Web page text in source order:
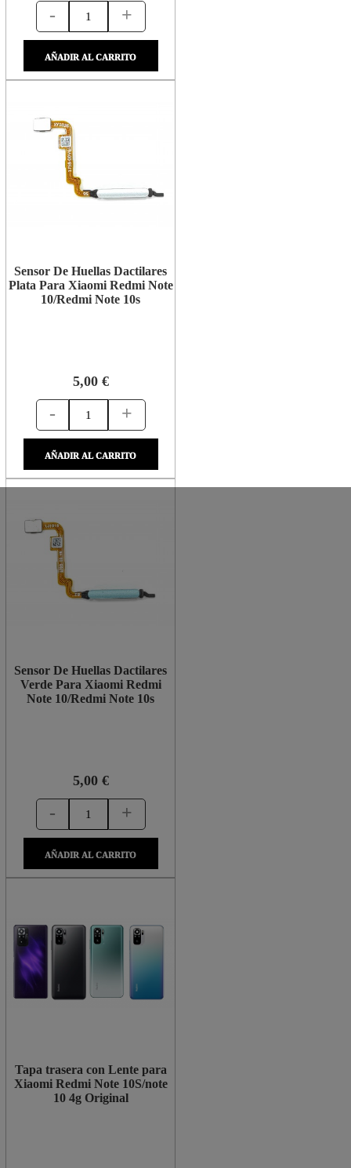
- +
AÑADIR AL CARRITO
Sensor De Huellas Dactilares
Plata Para Xiaomi Redmi Note
10/Redmi Note 10s
5,00 €
- +
AÑADIR AL CARRITO
Sensor De Huellas Dactilares
Verde Para Xiaomi Redmi
Note 10/Redmi Note 10s
5,00 €
- +
AÑADIR AL CARRITO
Tapa trasera con Lente para
Xiaomi Redmi Note 10S/note
10 4g Original